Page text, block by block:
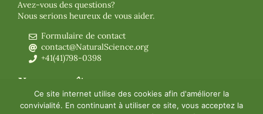
Avez-vous des questions?
Nous serions heureux de vous aider.
Formulaire de contact
contact@NaturalScience.org
+41(41)798-0398
Nous connaître
Organisation
Adhésion
Ce site internet utilise des cookies afin d'améliorer la
convivialité. En continuant à utiliser ce site, vous acceptez la